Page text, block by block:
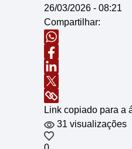
26/03/2026 - 08:21
Compartilhar:
Link copiado para a
31 visualizações